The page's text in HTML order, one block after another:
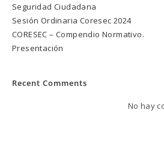
Seguridad Ciudadana
Sesión Ordinaria Coresec 2024
CORESEC – Compendio Normativo.
Presentación
Recent Comments
No hay